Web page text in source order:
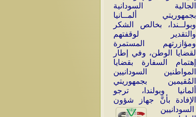
الجالية السودانية
بجمهوريتي ألمــانيا
وبولــندا، بخالص الشكر
والتقدير لوقفتهم
ومؤازرتهم المستمرة
لقضايا الوطن، وفي إطار
إهتمام السفارة بقضايا
المواطنين السودانيين
المُقيمين بجمهوريتي
ألمانيا وبولندا، ترجو
الإفادة بأنَّ جهاز شؤون
السودانيين